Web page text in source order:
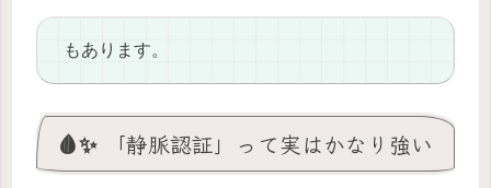
もあります。
🩸✨ 「静脈認証」って実はかなり強い